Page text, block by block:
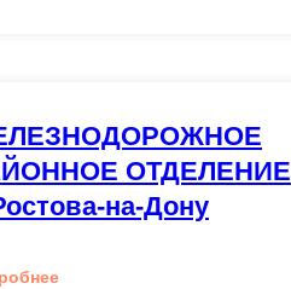
ОТДЕЛЕНИЕ
на-Дону